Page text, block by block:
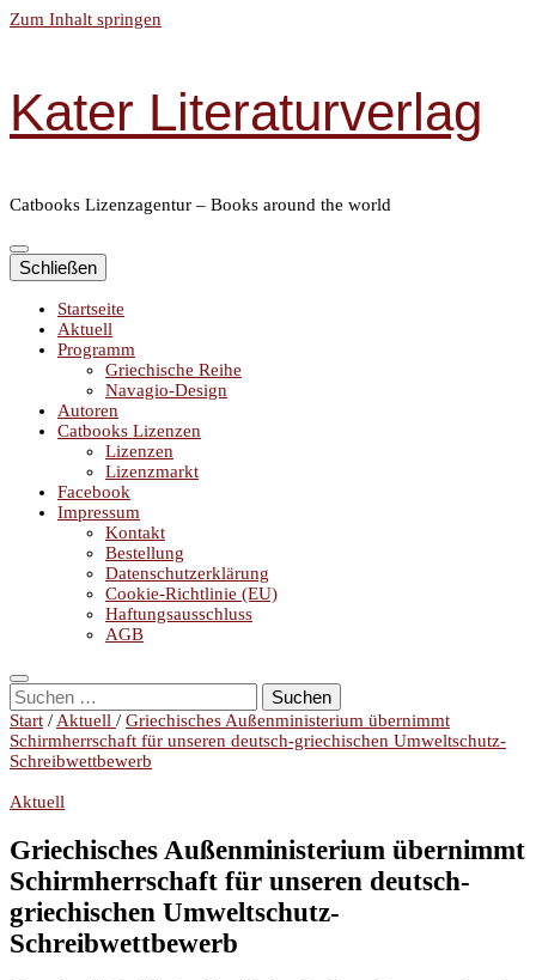
Zum Inhalt springen
Kater Literaturverlag
Catbooks Lizenzagentur – Books around the world
Schließen
Startseite
Aktuell
Programm
Griechische Reihe
Navagio-Design
Autoren
Catbooks Lizenzen
Lizenzen
Lizenzmarkt
Facebook
Impressum
Kontakt
Bestellung
Datenschutzerklärung
Cookie-Richtlinie (EU)
Haftungsausschluss
AGB
Suchen
nach:
Start / Aktuell / Griechisches Außenministerium übernimmt
Schirmherrschaft für unseren deutsch-griechischen Umweltschutz-
Schreibwettbewerb
Aktuell
Griechisches Außenministerium übernimmt
Schirmherrschaft für unseren deutsch-
griechischen Umweltschutz-
Schreibwettbewerb